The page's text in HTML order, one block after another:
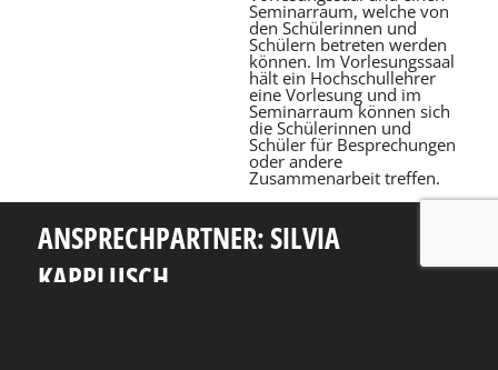
Seminarraum, welche von
den Schülerinnen und
Schülern betreten werden
können. Im Vorlesungssaal
hält ein Hochschullehrer
eine Vorlesung und im
Seminarraum können sich
die Schülerinnen und
Schüler für Besprechungen
oder andere
Zusammenarbeit treffen.
ANSPRECHPARTNER: SILVIA
KAPPLUSCH